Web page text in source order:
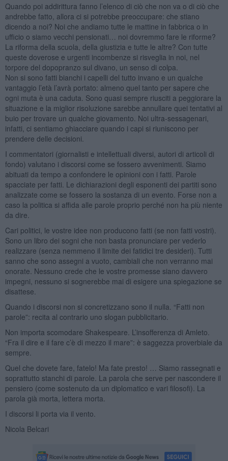
Quando poi addirittura fanno l’elenco di ciò che non va o di ciò che
andrebbe fatto, allora ci si potrebbe preoccupare: che stiano
dicendo a noi? Noi che andiamo tutte le mattine in fabbrica o in
ufficio o siamo vecchi pensionati… noi dovremmo fare le riforme?
La riforma della scuola, della giustizia e tutte le altre? Con tutte
queste doverose e urgenti incombenze si risveglia in noi, nel
torpore del dopopranzo sul divano, un senso di colpa.
Non si sono fatti bianchi i capelli del tutto invano e un qualche
vantaggio l’età l’avrà portato: almeno quel tanto per sapere che
ogni muta è una caduta. Sono quasi sempre riusciti a peggiorare la
situazione e la miglior risoluzione sarebbe annullare quei tentativi al
buio per trovare un qualche giovamento. Noi ultra-sessagenari,
infatti, ci sentiamo ghiacciare quando i capi si riuniscono per
prendere delle decisioni.
I commentatori (giornalisti e intellettuali diversi, autori di articoli di
fondo) valutano i discorsi come se fossero avvenimenti. Siamo
abituati da tempo a confondere le opinioni con i fatti. Parole
spacciate per fatti. Le dichiarazioni degli esponenti dei partiti sono
analizzate come se fossero la sostanza di un evento. Forse non a
caso la politica si affida alle parole proprio perché non ha più niente
da dire.
Cari politici, le vostre idee non producono fatti (se non fatti vostri).
Sono un libro dei sogni che non basta pronunciare per vederlo
realizzare (senza nemmeno il limite dei fatidici tre desideri). Tutti
sanno che sono assegni a vuoto, cambiali che non verranno mai
onorate. Nessuno crede che le vostre promesse siano davvero
impegni, nessuno si sognerebbe mai di esigere una spiegazione se
disattese.
Quando i discorsi non si concretizzano sono il nulla. “Fatti non
parole”: recita al contrario uno slogan pubblicitario.
Non importa scomodare Shakespeare. L’insofferenza di Amleto.
“Fra il dire e il fare c’è di mezzo il mare”: è saggezza proverbiale da
sempre.
Quel che dovete fare, fatelo! Ma fate presto! … Siamo rassegnati e
soprattutto stanchi di parole. La parola che serve per nascondere il
pensiero (come sostenuto da un diplomatico e vari filosofi). La
parola già morta, lettera morta.
I discorsi li porta via il vento.
Nicola Belcari